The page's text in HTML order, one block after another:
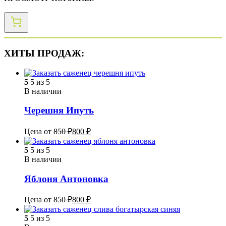
ХИТЫ ПРОДАЖ:
5 5 из 5
В наличии
Черешня Ипуть
Цена от 850₽800 ₽
5 5 из 5
В наличии
Яблоня Антоновка
Цена от 850₽800 ₽
5 5 из 5